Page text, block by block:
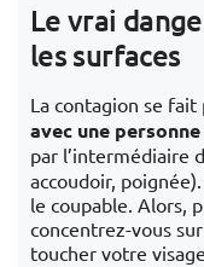
Le vrai
les surfaces
La contagion se
avec une
par l’intermédiaire
accoudoir,
le coupable. Alors,
concentrez-vous
toucher votre